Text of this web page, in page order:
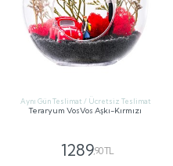
Aynı Gün Teslimat / Ücretsiz Teslimat
Teraryum VosVos Aşkı-Kırmızı
1289,90 TL